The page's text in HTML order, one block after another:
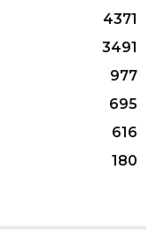
4371
3491
977
695
616
180